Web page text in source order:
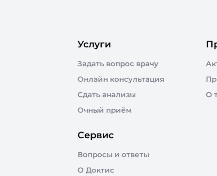
Услуги
Задать вопрос врачу
Онлайн консультация
Сдать анализы
Очный приём
О
Сервис
Вопросы и ответы
О Доктис